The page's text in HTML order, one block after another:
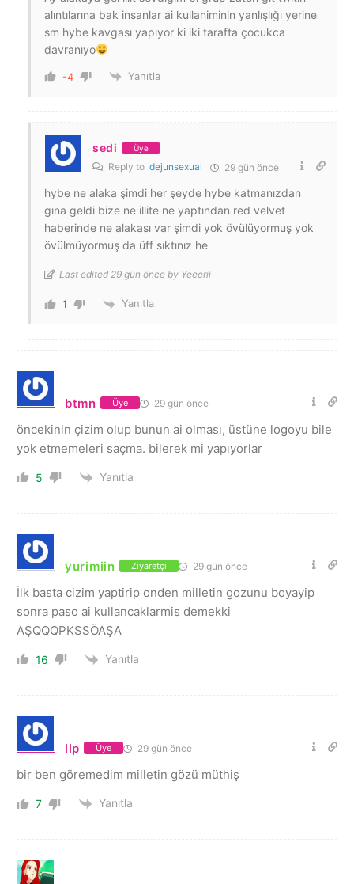
alıntılarına bak insanlar ai kullaniminin yanlışlığı yerine
sm hybe kavgası yapıyor ki iki tarafta çocukca
davranıyo
-4 Yanıtla
sedi Üye
Reply to dejunsexual 29 gün önce
hybe ne alaka şimdi her şeyde hybe katmanızdan
gına geldi bize ne illite ne yaptından red velvet
haberinde ne alakası var şimdi yok övülüyormuş yok
övülmüyormuş da üff sıktınız he
Last edited 29 gün önce by Yeeerii
1 Yanıtla
btmn Üye 29 gün önce
öncekinin çizim olup bunun ai olması, üstüne logoyu bile
yok etmemeleri saçma. bilerek mi yapıyorlar
5 Yanıtla
yurimiin Ziyaretçi 29 gün önce
İlk basta cizim yaptirip onden milletin gozunu boyayip
sonra paso ai kullancaklarmis demekki
AŞQQQPKSSÖAŞA
16 Yanıtla
llp Üye 29 gün önce
bir ben göremedim milletin gözü müthiş
7 Yanıtla